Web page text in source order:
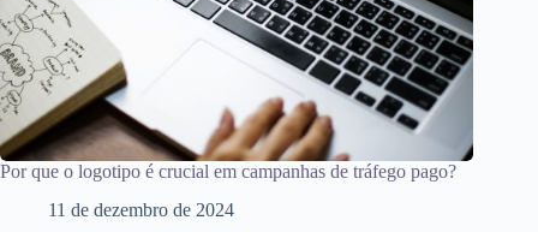
Por que o logotipo é crucial em campanhas de tráfego pago?
11 de dezembro de 2024